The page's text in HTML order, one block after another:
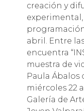
creación y
abril. Entre
encuentra
muestra de
Paula Ábalos
miércoles 22
Galería de